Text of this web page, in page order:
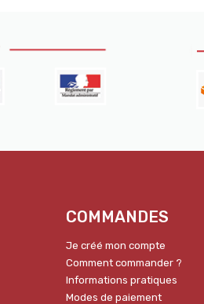
COMMANDES
Je créé mon compte
Comment commander ?
Informations pratiques
Modes de paiement